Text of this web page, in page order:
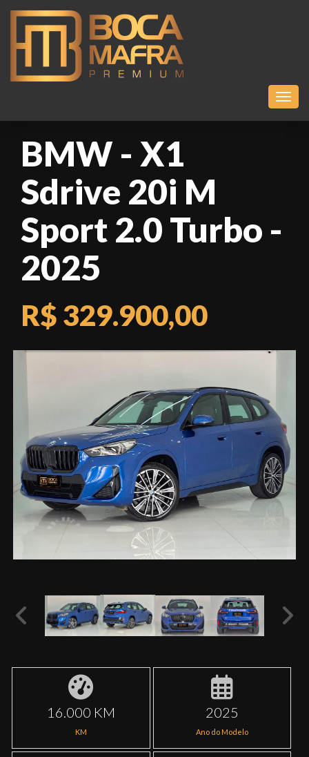
BMW - X1
Sdrive 20i M
Sport 2.0 Turbo -
2025
R$ 329.900,00
16.000 KM
KM
2025
Ano do Modelo